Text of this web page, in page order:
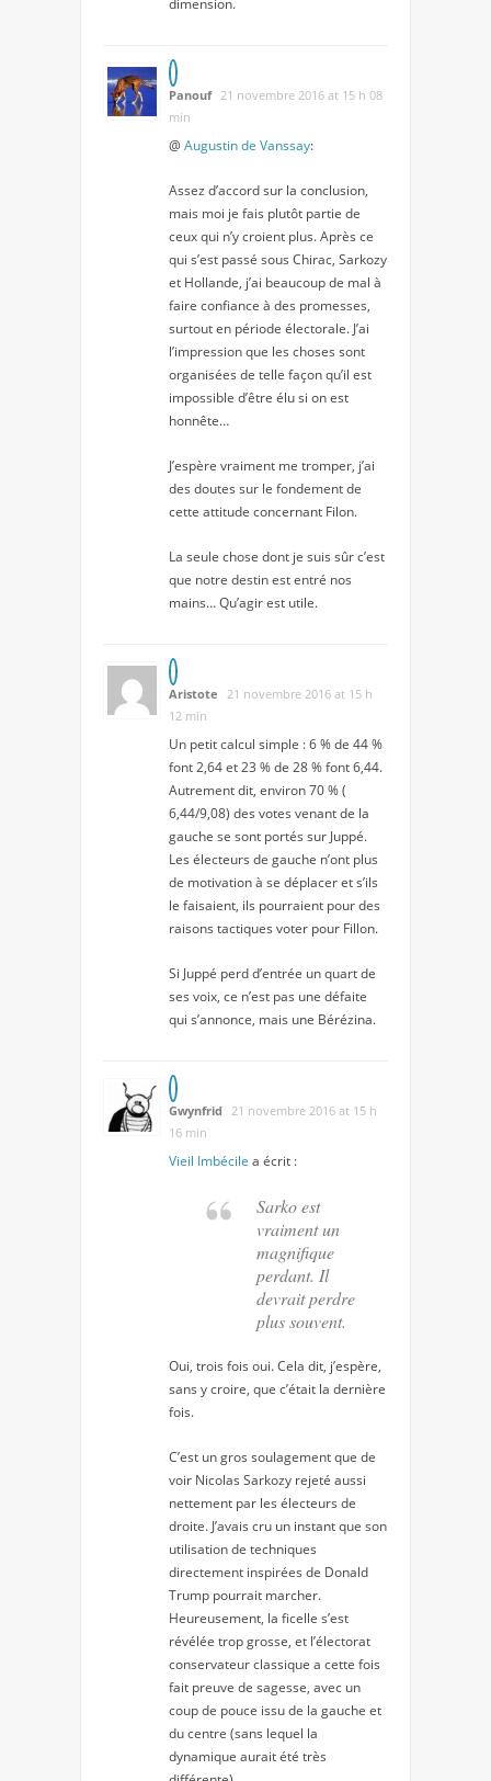
dimension.
Panouf 21 novembre 2016 at 15 h 08
min
@ Augustin de Vanssay:
Assez d’accord sur la conclusion,
mais moi je fais plutôt partie de
ceux qui n’y croient plus. Après ce
qui s’est passé sous Chirac, Sarkozy
et Hollande, j’ai beaucoup de mal à
faire confiance à des promesses,
surtout en période électorale. J’ai
l’impression que les choses sont
organisées de telle façon qu’il est
impossible d’être élu si on est
honnête…
J’espère vraiment me tromper, j’ai
des doutes sur le fondement de
cette attitude concernant Filon.
La seule chose dont je suis sûr c’est
que notre destin est entré nos
mains… Qu’agir est utile.
Aristote 21 novembre 2016 at 15 h
12 min
Un petit calcul simple : 6 % de 44 %
font 2,64 et 23 % de 28 % font 6,44.
Autrement dit, environ 70 % (
6,44/9,08) des votes venant de la
gauche se sont portés sur Juppé.
Les électeurs de gauche n’ont plus
de motivation à se déplacer et s’ils
le faisaient, ils pourraient pour des
raisons tactiques voter pour Fillon.
Si Juppé perd d’entrée un quart de
ses voix, ce n’est pas une défaite
qui s’annonce, mais une Bérézina.
Gwynfrid 21 novembre 2016 at 15 h
16 min
Vieil Imbécile a écrit :
Sarko est
vraiment un
magnifique
perdant. Il
devrait perdre
plus souvent.
Oui, trois fois oui. Cela dit, j’espère,
sans y croire, que c’était la dernière
fois.
C’est un gros soulagement que de
voir Nicolas Sarkozy rejeté aussi
nettement par les électeurs de
droite. J’avais cru un instant que son
utilisation de techniques
directement inspirées de Donald
Trump pourrait marcher.
Heureusement, la ficelle s’est
révélée trop grosse, et l’électorat
conservateur classique a cette fois
fait preuve de sagesse, avec un
coup de pouce issu de la gauche et
du centre (sans lequel la
dynamique aurait été très